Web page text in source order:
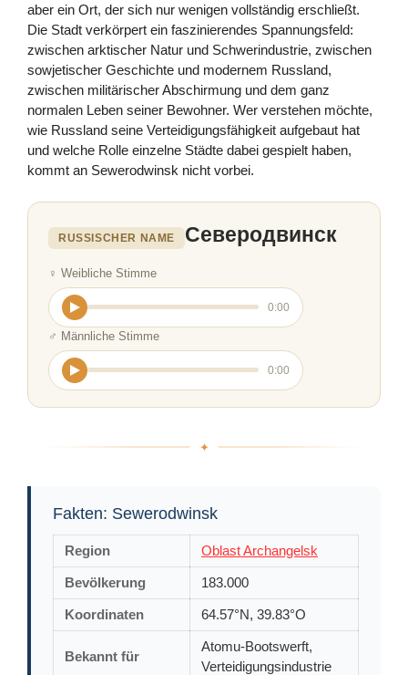
aber ein Ort, der sich nur wenigen vollständig erschließt.
Die Stadt verkörpert ein faszinierendes Spannungsfeld:
zwischen arktischer Natur und Schwerindustrie, zwischen
sowjetischer Geschichte und modernem Russland,
zwischen militärischer Abschirmung und dem ganz
normalen Leben seiner Bewohner. Wer verstehen möchte,
wie Russland seine Verteidigungsfähigkeit aufgebaut hat
und welche Rolle einzelne Städte dabei gespielt haben,
kommt an Sewerodwinsk nicht vorbei.
RUSSISCHER NAME Северодвинск
♀ Weibliche Stimme
0:00
♂ Männliche Stimme
0:00
Fakten: Sewerodwinsk
Region Oblast Archangelsk
Bevölkerung 183.000
Koordinaten 64.57°N, 39.83°O
Bekannt für
Atomu-Bootswerft,
Verteidigungsindustrie